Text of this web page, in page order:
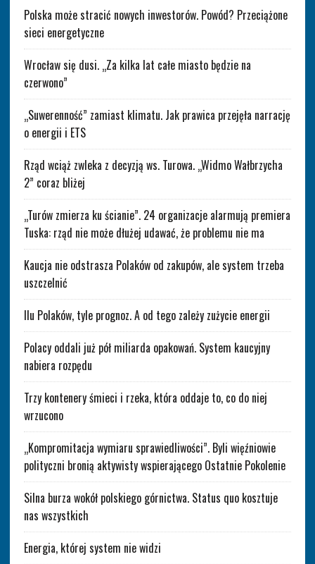
Polska może stracić nowych inwestorów. Powód? Przeciążone
sieci energetyczne
Wrocław się dusi. „Za kilka lat całe miasto będzie na
czerwono”
„Suwerenność” zamiast klimatu. Jak prawica przejęła narrację
o energii i ETS
Rząd wciąż zwleka z decyzją ws. Turowa. „Widmo Wałbrzycha
2” coraz bliżej
„Turów zmierza ku ścianie”. 24 organizacje alarmują premiera
Tuska: rząd nie może dłużej udawać, że problemu nie ma
Kaucja nie odstrasza Polaków od zakupów, ale system trzeba
uszczelnić
Ilu Polaków, tyle prognoz. A od tego zależy zużycie energii
Polacy oddali już pół miliarda opakowań. System kaucyjny
nabiera rozpędu
Trzy kontenery śmieci i rzeka, która oddaje to, co do niej
wrzucono
„Kompromitacja wymiaru sprawiedliwości”. Byli więźniowie
polityczni bronią aktywisty wspierającego Ostatnie Pokolenie
Silna burza wokół polskiego górnictwa. Status quo kosztuje
nas wszystkich
Energia, której system nie widzi